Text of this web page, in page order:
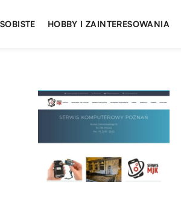
HOBBY I ZAINTERESOWANIA